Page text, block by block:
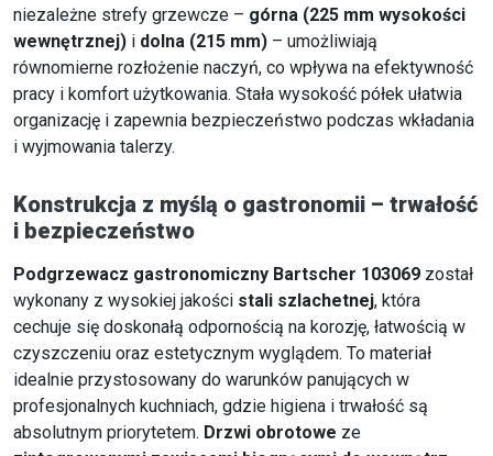
niezależne strefy grzewcze – górna (225 mm wysokości
wewnętrznej) i dolna (215 mm) – umożliwiają
równomierne rozłożenie naczyń, co wpływa na efektywność
pracy i komfort użytkowania. Stała wysokość półek ułatwia
organizację i zapewnia bezpieczeństwo podczas wkładania
i wyjmowania talerzy.
Konstrukcja z myślą o gastronomii – trwałość
i bezpieczeństwo
Podgrzewacz gastronomiczny Bartscher 103069 został
wykonany z wysokiej jakości stali szlachetnej, która
cechuje się doskonałą odpornością na korozję, łatwością w
czyszczeniu oraz estetycznym wyglądem. To materiał
idealnie przystosowany do warunków panujących w
profesjonalnych kuchniach, gdzie higiena i trwałość są
absolutnym priorytetem. Drzwi obrotowe ze